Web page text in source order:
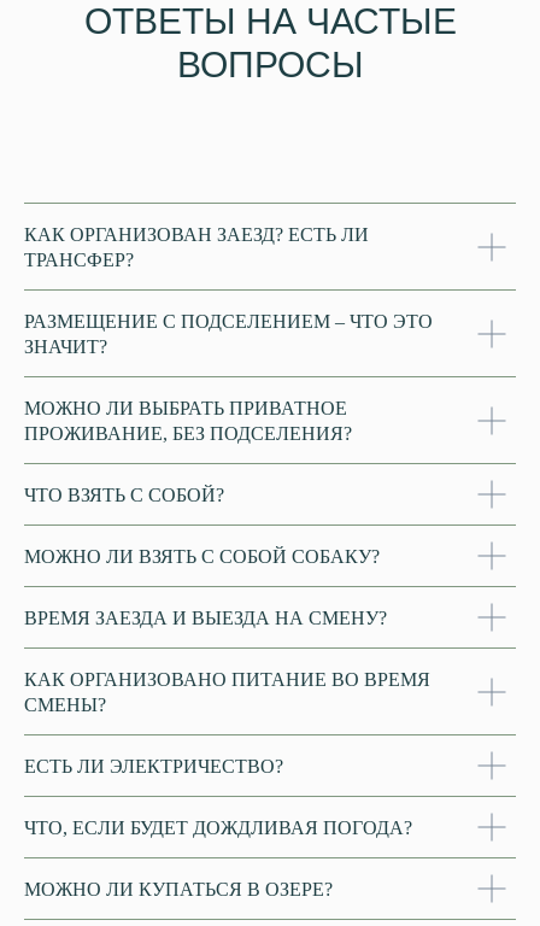
ОТВЕТЫ НА ЧАСТЫЕ
ВОПРОСЫ
КАК ОРГАНИЗОВАН ЗАЕЗД? ЕСТЬ ЛИ
ТРАНСФЕР?
РАЗМЕЩЕНИЕ С ПОДСЕЛЕНИЕМ – ЧТО ЭТО
ЗНАЧИТ?
МОЖНО ЛИ ВЫБРАТЬ ПРИВАТНОЕ
ПРОЖИВАНИЕ, БЕЗ ПОДСЕЛЕНИЯ?
ЧТО ВЗЯТЬ С СОБОЙ?
МОЖНО ЛИ ВЗЯТЬ С СОБОЙ СОБАКУ?
ВРЕМЯ ЗАЕЗДА И ВЫЕЗДА НА СМЕНУ?
КАК ОРГАНИЗОВАНО ПИТАНИЕ ВО ВРЕМЯ
СМЕНЫ?
ЕСТЬ ЛИ ЭЛЕКТРИЧЕСТВО?
ЧТО, ЕСЛИ БУДЕТ ДОЖДЛИВАЯ ПОГОДА?
МОЖНО ЛИ КУПАТЬСЯ В ОЗЕРЕ?